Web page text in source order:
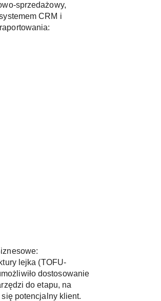
sprzedażowy,
CRM i
lejka (TOFU-
dostosowanie
do etapu, na
potencjalny klient.